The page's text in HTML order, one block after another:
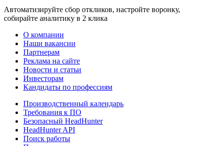
Автоматизируйте сбор откликов, настройте воронку,
собирайте аналитику в 2 клика
О компании
Наши вакансии
Партнерам
Реклама на сайте
Новости и статьи
Инвесторам
Кандидаты по профессиям
Производственный календарь
Требования к ПО
Безопасный HeadHunter
HeadHunter API
Поиск работы